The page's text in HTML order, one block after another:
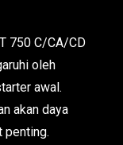
750 C/CA/CD
oleh
awal.
akan daya
penting.